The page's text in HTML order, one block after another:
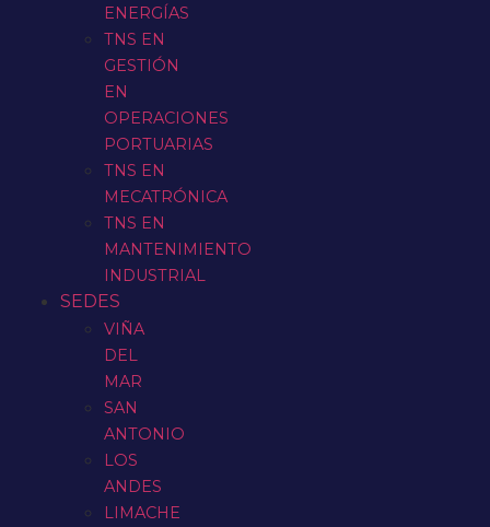
ENERGÍAS
TNS EN
GESTIÓN
EN
OPERACIONES
PORTUARIAS
TNS EN
MECATRÓNICA
TNS EN
MANTENIMIENTO
INDUSTRIAL
SEDES
VIÑA
DEL
MAR
SAN
ANTONIO
LOS
ANDES
LIMACHE